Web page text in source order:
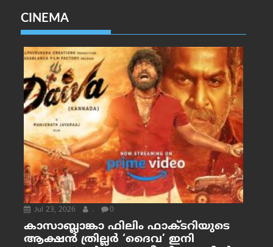
CINEMA
Jul 23, 2026 . 0
കാസാബ്ലാങ്കാ ഫിലിം ഫാക്ടറിയുടെ
ആക്ഷൻ ത്രില്ലർ ‘ദൈവ’ ഇനി